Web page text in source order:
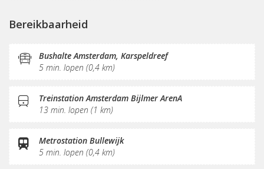
Bereikbaarheid
Bushalte Amsterdam, Karspeldreef
5 min. lopen (0,4 km)
Treinstation Amsterdam Bijlmer ArenA
13 min. lopen (1 km)
Metrostation Bullewijk
5 min. lopen (0,4 km)